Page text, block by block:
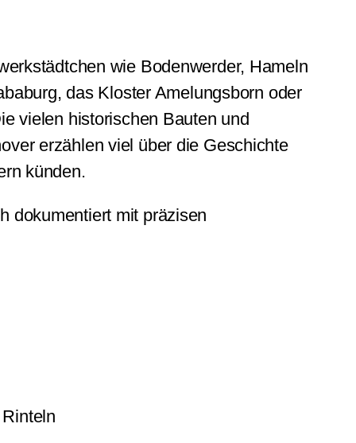
wie Bodenwerder, Hameln
das Kloster Amelungsborn oder
vielen historischen Bauten und
erzählen viel über die Geschichte
künden.
dokumentiert mit präzisen